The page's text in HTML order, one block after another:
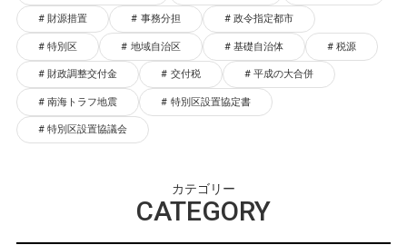
財源措置 事務分担 政令指定都市
特別区 地域自治区 基礎自治体 税源
財政調整交付金 交付税 平成の大合併
南海トラフ地震 特別区設置協定書
特別区設置協議会
カテゴリー
CATEGORY